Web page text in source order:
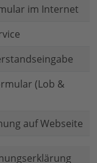
im Internet
(Lob &
auf Webseite